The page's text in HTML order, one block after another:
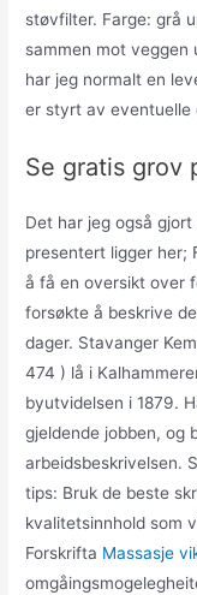
støvfilter. Farge: grå
sammen mot veggen
har jeg normalt en
er styrt av eventuelle
Se gratis grov
Det har jeg også
presentert ligger her;
å få en oversikt over
forsøkte å beskrive
dager. Stavanger
474 ) lå i
byutvidelsen i 1879.
gjeldende jobben, og
arbeidsbeskrivelsen.
tips: Bruk de beste
kvalitetsinnhold som
Forskrifta Massasje